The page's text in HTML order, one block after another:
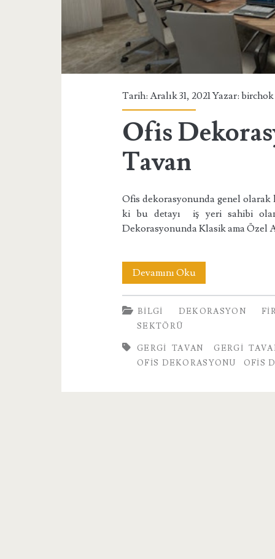
Tarih: Aralık 31, 2021 Yazar:birchok
Ofis
Tavan
Ofis dekorasyonunda genel
ki bu detayı iş yeri sahibi
Dekorasyonunda Klasik ama Özel
Devamını OkuOfis
Dekorasyonunda
Gergi
BILGI DEKORASYON
SEKTÖRÜ
GERGI TAVAN
GERGI
OFIS DEKORASYONU
OFIS